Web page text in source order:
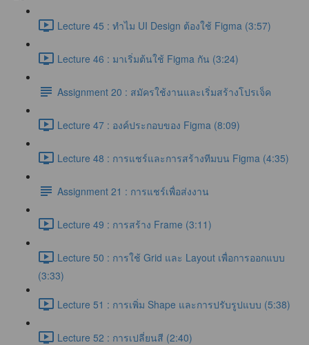
Lecture 45 : ทำไม UI Design ต้องใช้ Figma (3:57)
Lecture 46 : มาเริ่มต้นใช้ Figma กัน (3:24)
Assignment 20 : สมัครใช้งานและเริ่มสร้างโปรเจ็ค
Lecture 47 : องค์ประกอบของ Figma (8:09)
Lecture 48 : การแชร์และการสร้างทีมบน Figma (4:35)
Assignment 21 : การแชร์เพื่อส่งงาน
Lecture 49 : การสร้าง Frame (3:11)
Lecture 50 : การใช้ Grid และ Layout เพื่อการออกแบบ
(3:33)
Lecture 51 : การเพิ่ม Shape และการปรับรูปแบบ (5:38)
Lecture 52 : การเปลี่ยนสี (2:40)